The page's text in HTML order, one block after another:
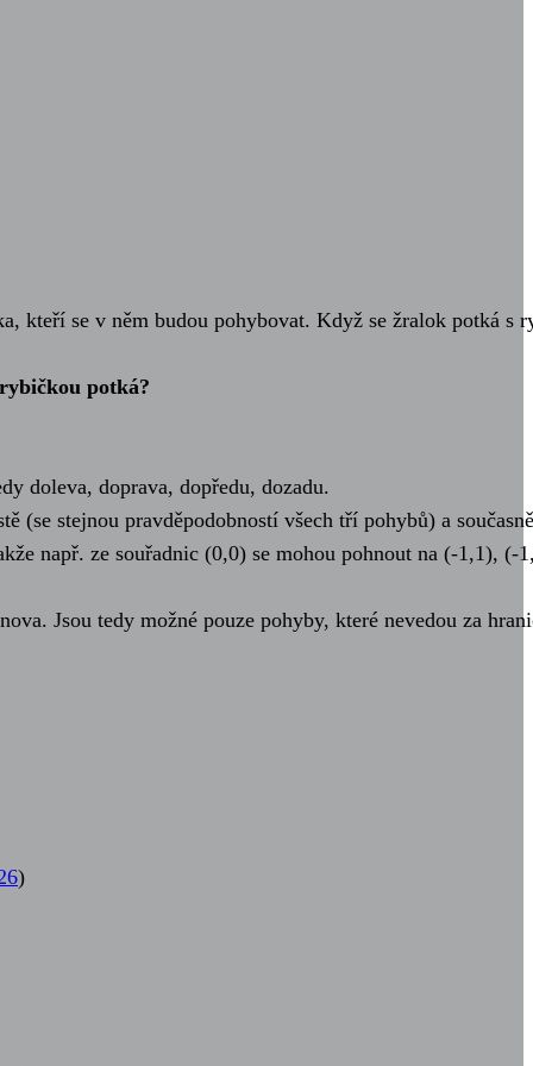
kteří se v něm budou pohybovat. Když se žralok potká s
potká?
doleva, doprava, dopředu, dozadu.
(se stejnou pravděpodobností všech tří pohybů) a
např. ze souřadnic (0,0) se mohou pohnout na (-1,1), (-
Jsou tedy možné pouze pohyby, které nevedou za
)